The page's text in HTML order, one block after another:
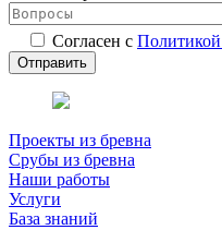
Согласен с
Проекты из бревна
Срубы из бревна
Наши работы
Услуги
База знаний